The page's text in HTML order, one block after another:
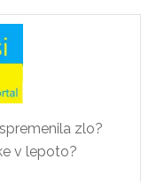
zlo?
v lepoto?